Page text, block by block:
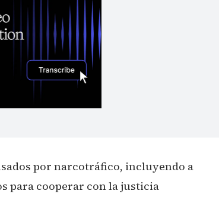
por narcotráfico, incluyendo a
para cooperar con la justicia